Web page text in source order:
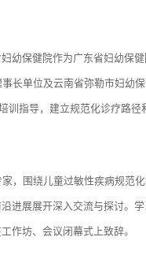
幼保健院作为广东省妇幼保
长单位及云南省弥勒市妇幼
训指导，建立规范化诊疗路径
，围绕儿童过敏性疾病规范
进展展开深入交流与探讨。
作坊、会议闭幕式上致辞。